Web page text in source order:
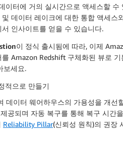
이터에 거의 실시간으로 액세스할 수
데이터 레이크에 대한 통합 액세
인사이트를 얻을 수 있습니다.
이 정식 출시됨에 따라, 이제
Amazon Redshift 구체화된 뷰로
보세요.
적으로 만들기
데이터 웨어하우스의 가용성을 개선
공되며 자동 복구를 통해 복구 시간
Reliability Pillar(신뢰성 원칙)의 권장